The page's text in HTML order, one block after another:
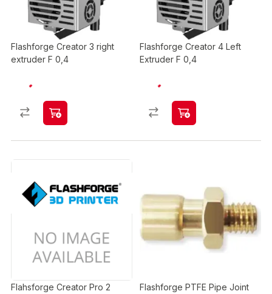
Flashforge Creator 3 right
extruder F 0,4
Flashforge Creator 4 Left
Extruder F 0,4
Flahsforge Creator Pro 2
Flashforge PTFE Pipe Joint